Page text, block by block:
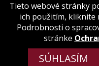
Tieto webové stránky
ich použitím, kliknite
Podrobnosti o
stránke